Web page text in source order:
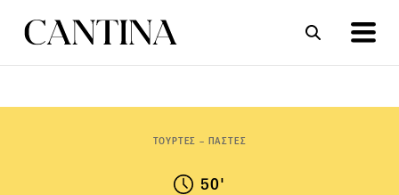
ΤΟΥΡΤΕΣ – ΠΑΣΤΕΣ
50'